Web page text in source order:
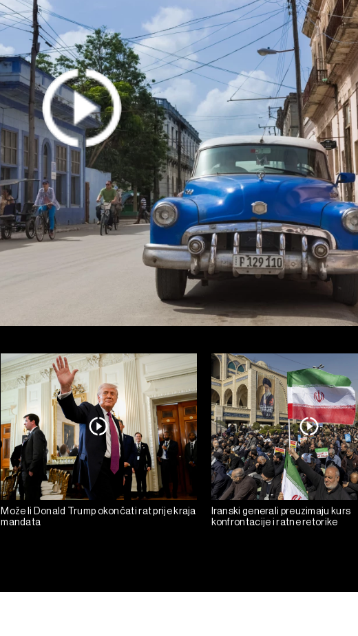
Može li Donald Trump okončati rat prije kraja
mandata
Iranski generali preuzimaju kurs
konfrontacije i ratne retorike